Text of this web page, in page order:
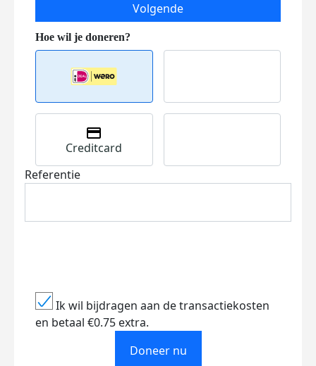
Volgende
Creditcard
Referentie
Ik wil bijdragen aan de transactiekosten
en betaal €0.75 extra.
Doneer nu